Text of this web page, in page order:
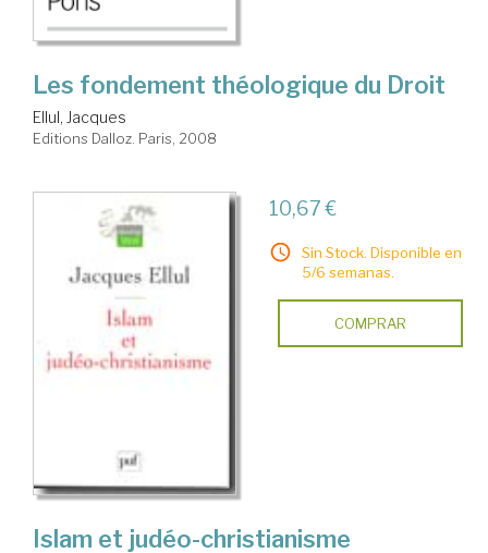
Les fondement théologique du Droit
Ellul, Jacques
Editions Dalloz. Paris, 2008
10,67 €
Sin Stock. Disponible en
5/6 semanas.
COMPRAR
Islam et judéo-christianisme